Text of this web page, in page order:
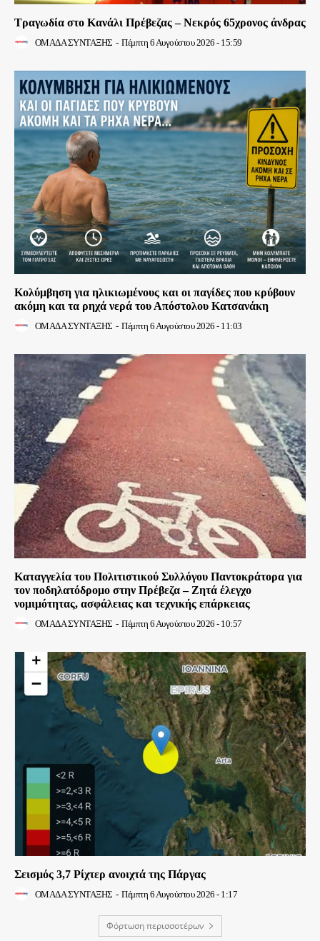
Τραγωδία στο Κανάλι Πρέβεζας – Νεκρός 65χρονος άνδρας
ΟΜΑΔΑ ΣΥΝΤΑΞΗΣ - Πέμπτη 6 Αυγούστου 2026 - 15:59
Κολύμβηση για ηλικιωμένους και οι παγίδες που κρύβουν
ακόμη και τα ρηχά νερά του Απόστολου Κατσανάκη
ΟΜΑΔΑ ΣΥΝΤΑΞΗΣ - Πέμπτη 6 Αυγούστου 2026 - 11:03
Καταγγελία του Πολιτιστικού Συλλόγου Παντοκράτορα για
τον ποδηλατόδρομο στην Πρέβεζα – Ζητά έλεγχο
νομιμότητας, ασφάλειας και τεχνικής επάρκειας
ΟΜΑΔΑ ΣΥΝΤΑΞΗΣ - Πέμπτη 6 Αυγούστου 2026 - 10:57
Σεισμός 3,7 Ρίχτερ ανοιχτά της Πάργας
ΟΜΑΔΑ ΣΥΝΤΑΞΗΣ - Πέμπτη 6 Αυγούστου 2026 - 1:17
Φόρτωση περισσοτέρων